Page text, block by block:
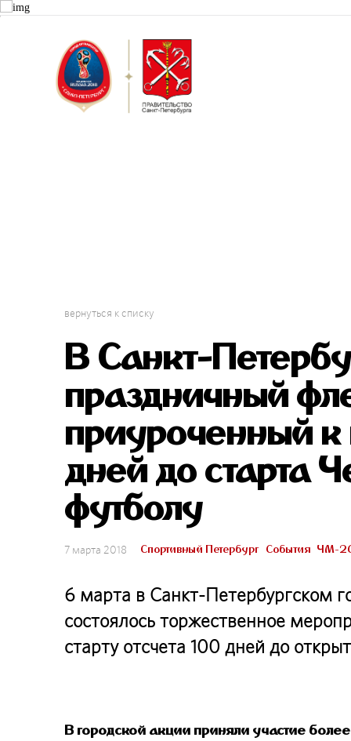
вернуться к списку
В Санкт-
праздничный
приуроченный к
дней до старта
футболу
7 марта 2018 Спортивный Петербург События ЧМ-
6 марта в Санкт-Петербургском
состоялось торжественное
старту отсчета 100 дней до
В городской акции приняли участие